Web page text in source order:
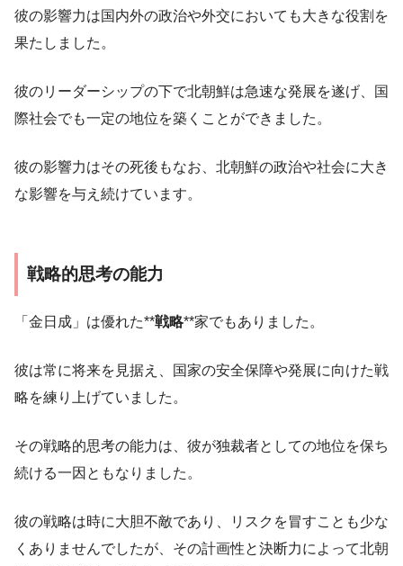
彼の影響力は国内外の政治や外交においても大きな役割を
果たしました。
彼のリーダーシップの下で北朝鮮は急速な発展を遂げ、国
際社会でも一定の地位を築くことができました。
彼の影響力はその死後もなお、北朝鮮の政治や社会に大き
な影響を与え続けています。
戦略的思考の能力
「金日成」は優れた**戦略**家でもありました。
彼は常に将来を見据え、国家の安全保障や発展に向けた戦
略を練り上げていました。
その戦略的思考の能力は、彼が独裁者としての地位を保ち
続ける一因ともなりました。
彼の戦略は時に大胆不敵であり、リスクを冒すことも少な
くありませんでしたが、その計画性と決断力によって北朝